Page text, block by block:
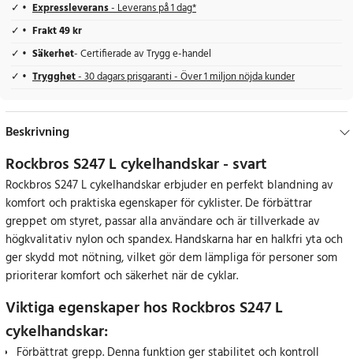
Expressleverans- Leverans på 1 dag*
Frakt 49 kr
Säkerhet- Certifierade av Trygg e-handel
Trygghet- 30 dagars prisgaranti - Över 1 miljon nöjda kunder
Beskrivning
Rockbros S247 L cykelhandskar - svart
Rockbros S247 L cykelhandskar erbjuder en perfekt blandning av
komfort och praktiska egenskaper för cyklister. De förbättrar
greppet om styret, passar alla användare och är tillverkade av
högkvalitativ nylon och spandex. Handskarna har en halkfri yta och
ger skydd mot nötning, vilket gör dem lämpliga för personer som
prioriterar komfort och säkerhet när de cyklar.
Viktiga egenskaper hos Rockbros S247 L
cykelhandskar:
Förbättrat grepp. Denna funktion ger stabilitet och kontroll